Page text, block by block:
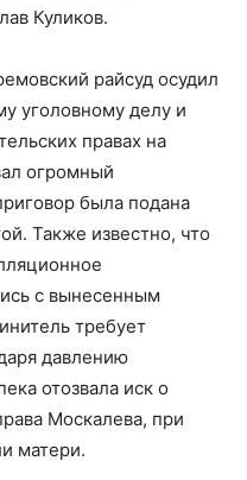
Куликов.
райсуд осудил
уголовному делу и
правах на
огромный
была подана
Также известно, что
с вынесенным
требует
давлению
отозвала иск о
Москалева, при
матери.